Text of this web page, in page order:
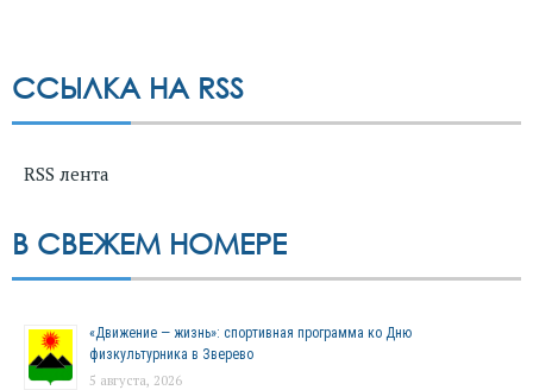
ССЫЛКА НА RSS
RSS лента
В СВЕЖЕМ НОМЕРЕ
«Движение — жизнь»: спортивная программа ко Дню
физкультурника в Зверево
5 августа, 2026